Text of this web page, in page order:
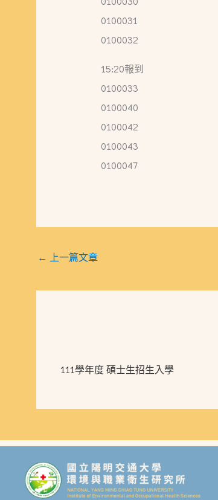
0100031
0100032
15:20報到
0100033
0100040
0100042
0100043
0100047
← 上一篇文章
111學年度 碩士生招生入學